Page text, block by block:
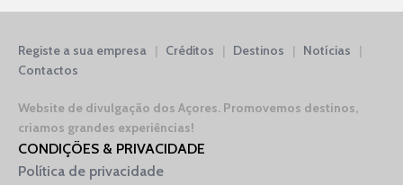
Registe a sua empresa | Créditos | Destinos | Notícias |
Contactos
Website de divulgação dos Açores. Promovemos destinos,
criamos grandes experiências!
CONDIÇÕES & PRIVACIDADE
Política de privacidade